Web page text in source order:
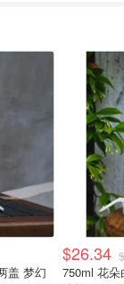
盖 梦幻
$26.34
750ml 花